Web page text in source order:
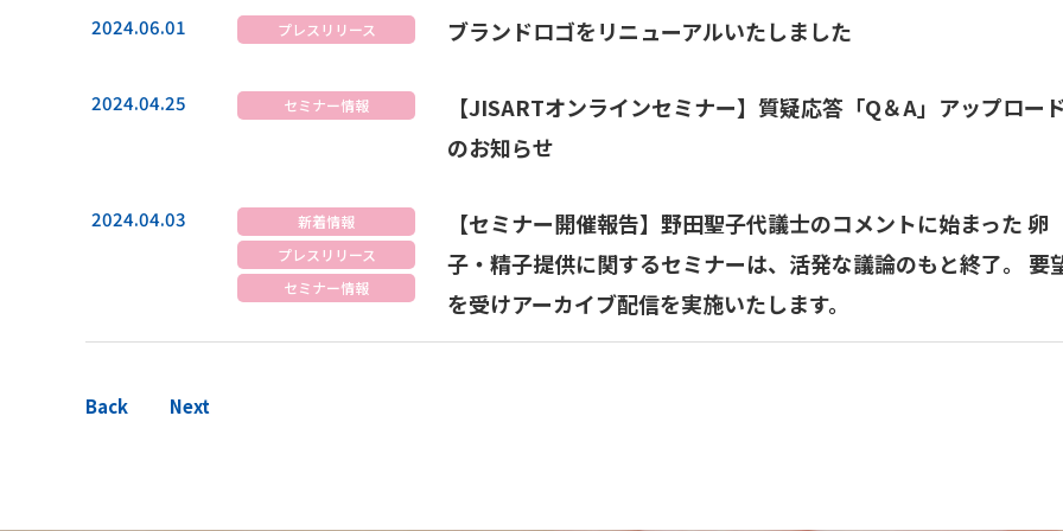
2024.06.01 プレスリリース ブランドロゴをリニューアルいたしました
2024.04.25 セミナー情報
【JISARTオンラインセミナー】質疑応答「Q＆A」アップロー
のお知らせ
2024.04.03
新着情報
プレスリリース
セミナー情報
【セミナー開催報告】野田聖子代議士のコメントに始まった 卵
子・精子提供に関するセミナーは、活発な議論のもと終了。 要
を受けアーカイブ配信を実施いたします。
Back Next